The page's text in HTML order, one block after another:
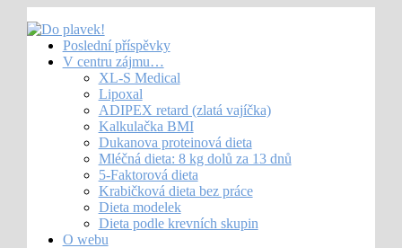
Poslední příspěvky
V centru zájmu…
XL-S Medical
Lipoxal
ADIPEX retard (zlatá vajíčka)
Kalkulačka BMI
Dukanova proteinová dieta
Mléčná dieta: 8 kg dolů za 13 dnů
5-Faktorová dieta
Krabičková dieta bez práce
Dieta modelek
Dieta podle krevních skupin
O webu